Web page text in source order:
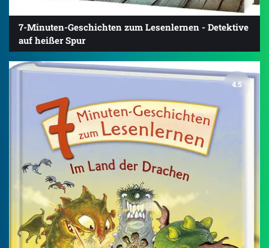
7-Minuten-Geschichten zum Lesenlernen - Detektive
auf heißer Spur
4.5